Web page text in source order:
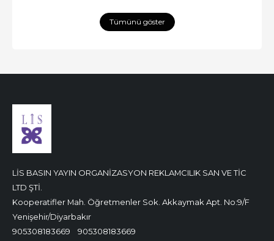
Tümünü göster
LİS BASIN YAYIN ORGANİZASYON REKLAMCILIK SAN VE TİC
LTD ŞTİ.
Kooperatifler Mah. Öğretmenler Sok. Akkaymak Apt. No:9/F
Yenişehir/Diyarbakır
905308183669
905308183669